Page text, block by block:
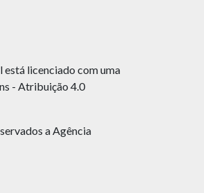
licenciado com uma
- Atribuição 4.0
a Agência